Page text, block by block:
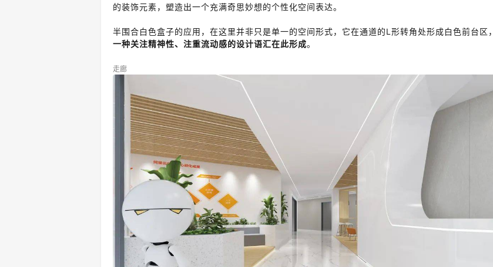
的装饰元素，塑造出一个充满奇思妙想的个性化空间表达。
半围合白色盒子的应用，在这里并非只是单一的空间形式，它在通道的L形转角处形成白色前台区，
一种关注精神性、注重流动感的设计语汇在此形成。
走廊